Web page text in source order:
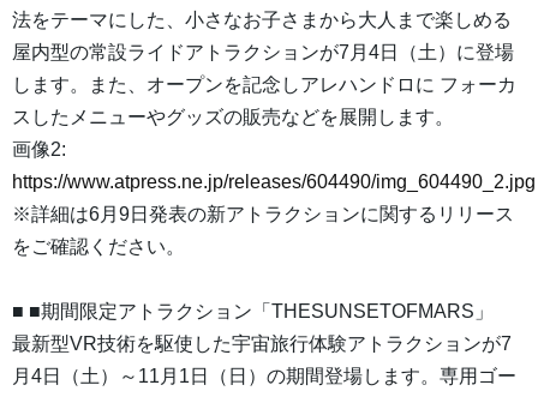
法をテーマにした、小さなお子さまから大人まで楽しめる
屋内型の常設ライドアトラクションが7月4日（土）に登場
します。また、オープンを記念しアレハンドロに フォーカ
スしたメニューやグッズの販売などを展開します。
画像2:
https://www.atpress.ne.jp/releases/604490/img_604490_2.jpg
※詳細は6月9日発表の新アトラクションに関するリリース
をご確認ください。
■ ■期間限定アトラクション「THESUNSETOFMARS」
最新型VR技術を駆使した宇宙旅行体験アトラクションが7
月4日（土）～11月1日（日）の期間登場します。専用ゴー